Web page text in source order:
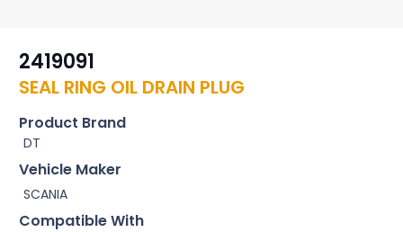
2419091
SEAL RING OIL DRAIN PLUG
Product Brand
DT
Vehicle Maker
SCANIA
Compatible With